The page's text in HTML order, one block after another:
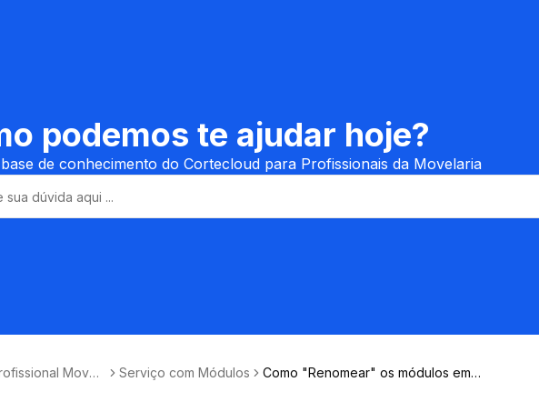
podemos te ajudar hoje?
base de conhecimento do Cortecloud para Profissionais da Movelaria
Movel
Serviço com Módulos
Como "Renomear" os módulos em s